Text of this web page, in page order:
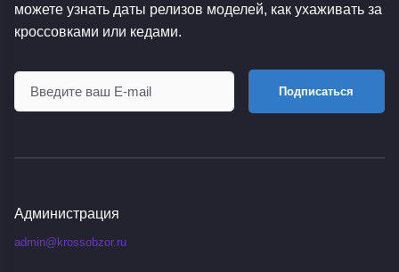
можете узнать даты релизов моделей, как ухаживать за
кроссовками или кедами.
Подписаться
Администрация
admin@krossobzor.ru